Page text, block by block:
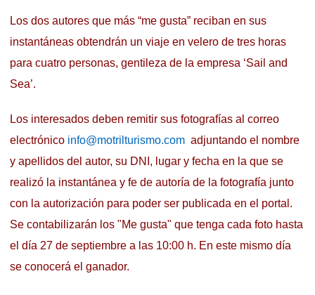
Los dos autores que más “me gusta” reciban en sus
instantáneas obtendrán un viaje en velero de tres horas
para cuatro personas, gentileza de la empresa ‘Sail and
Sea’.
Los interesados deben remitir sus fotografías al correo
electrónico info@motrilturismo.com adjuntando el nombre
y apellidos del autor, su DNI, lugar y fecha en la que se
realizó la instantánea y fe de autoría de la fotografía junto
con la autorización para poder ser publicada en el portal.
Se contabilizarán los "Me gusta" que tenga cada foto hasta
el día 27 de septiembre a las 10:00 h. En este mismo día
se conocerá el ganador.